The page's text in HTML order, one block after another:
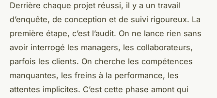
Derrière chaque projet réussi, il y a un travail
d’enquête, de conception et de suivi rigoureux. La
première étape, c’est l’audit. On ne lance rien sans
avoir interrogé les managers, les collaborateurs,
parfois les clients. On cherche les compétences
manquantes, les freins à la performance, les
attentes implicites. C’est cette phase amont qui